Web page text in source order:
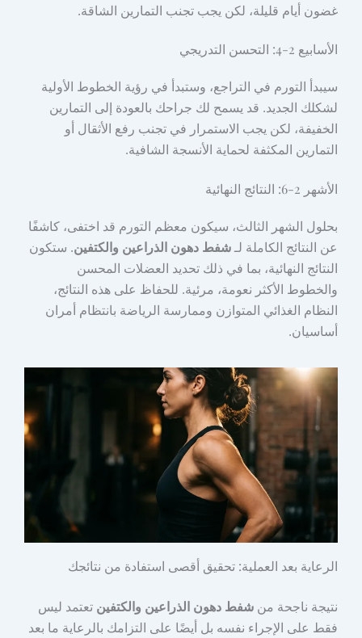
غضون أيام قليلة، لكن يجب تجنب التمارين الشاقة.
الأسابيع 2-4: التحسن التدريجي
سيبدأ التورم في التراجع، وستبدأ في رؤية الخطوط الأولية
لشكلك الجديد. قد يسمح لك جراحك بالعودة إلى التمارين
الخفيفة، لكن يجب الاستمرار في تجنب رفع الأثقال أو
التمارين المكثفة لحماية الأنسجة الشافية.
الأشهر 2-6: النتائج النهائية
بحلول الشهر الثالث، سيكون معظم التورم قد اختفى، كاشفًا
عن النتائج الكاملة لـشفط دهون الذراعين والكتفين. ستكون
النتائج النهائية، بما في ذلك تحديد العضلات المحسن
والخطوط الأكثر نعومة، مرئية. للحفاظ على هذه النتائج،
النظام الغذائي المتوازن وممارسة الرياضة بانتظام أمران
أساسيان.
الرعاية بعد العملية: تحقيق أقصى استفادة من نتائجك
نتيجة ناجحة منشفط دهون الذراعين والكتفين تعتمد ليس
فقط على الإجراء نفسه بل أيضًا على التزامك بالرعاية ما بعد